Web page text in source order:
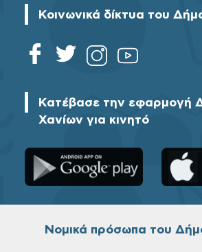
Κοινωνικά δίκτυα του
Κατέβασε την εφαρμογή
Χανίων για κινητό
Νομικά πρόσωπα του